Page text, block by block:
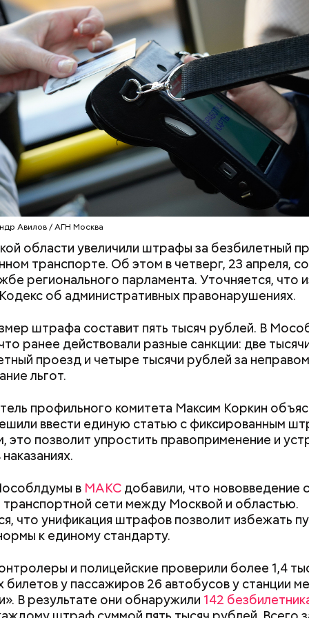
Авилов / АГН Москва
области увеличили штрафы за безбилетный
транспорте. Об этом в четверг, 23 апреля,
регионального парламента. Уточняется, что
об административных правонарушениях.
штрафа составит пять тысяч рублей. В
ранее действовали разные санкции: две
проезд и четыре тысячи рублей за
льгот.
профильного комитета Максим Коркин
ввести единую статью с фиксированным
это позволит упростить правоприменение и
в МАКС добавили, что нововведение
транспортной сети между Москвой и областью.
что унификация штрафов позволит избежать
к единому стандарту.
и полицейские проверили более 1,4
билетов у пассажиров 26 автобусов у станции
В результате они обнаружили 142
день бесконечности
день бесконечности придумал
Пьер Ади Феньо в 1987 году. Так как цифра
бесконечности, то и дата была выбрана
тематические лекции по математике и
а также проводят выставки на тему
масло;
черри либо грунтовые.
Мужчина умер после укуса
гадюки: как отличить ее от
ужа и когда она атакует
Приседания,
топ лучших и